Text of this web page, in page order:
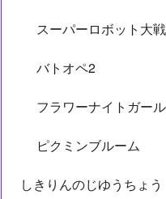
スーパーロボット大
バトオペ2
フラワーナイトガール
ピクミンブルーム
しきりんのじゆうちょう